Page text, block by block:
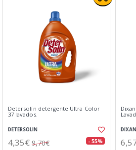
Detersolín detergente Ultra Color
37 lavados.
DETERSOLIN
4,35€ 9,70€ - 55%
DIXAN